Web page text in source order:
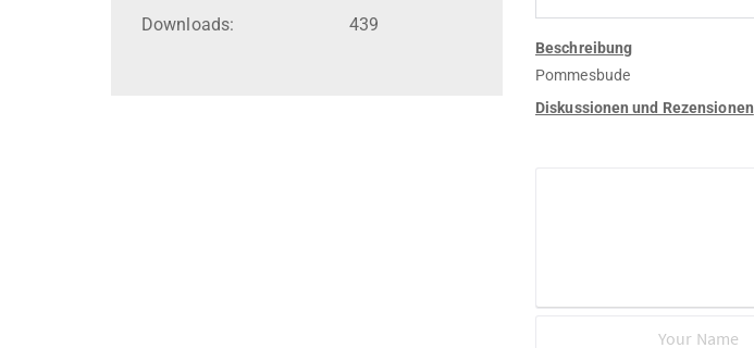
Downloads: 439
Beschreibung
Pommesbude
Diskussionen und Rezensionen